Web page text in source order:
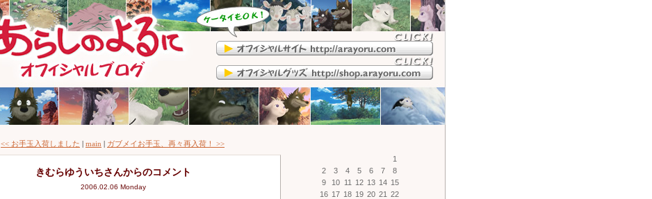
<< お手玉入荷しました | main | ガブメイお手玉、再々再入荷！ >>
きむらゆういちさんからのコメント
2006.02.06 Monday
1
2
3 4 5 6 7
8
9
10 11 12 13 14 15
16 17 18 19 20 21 22